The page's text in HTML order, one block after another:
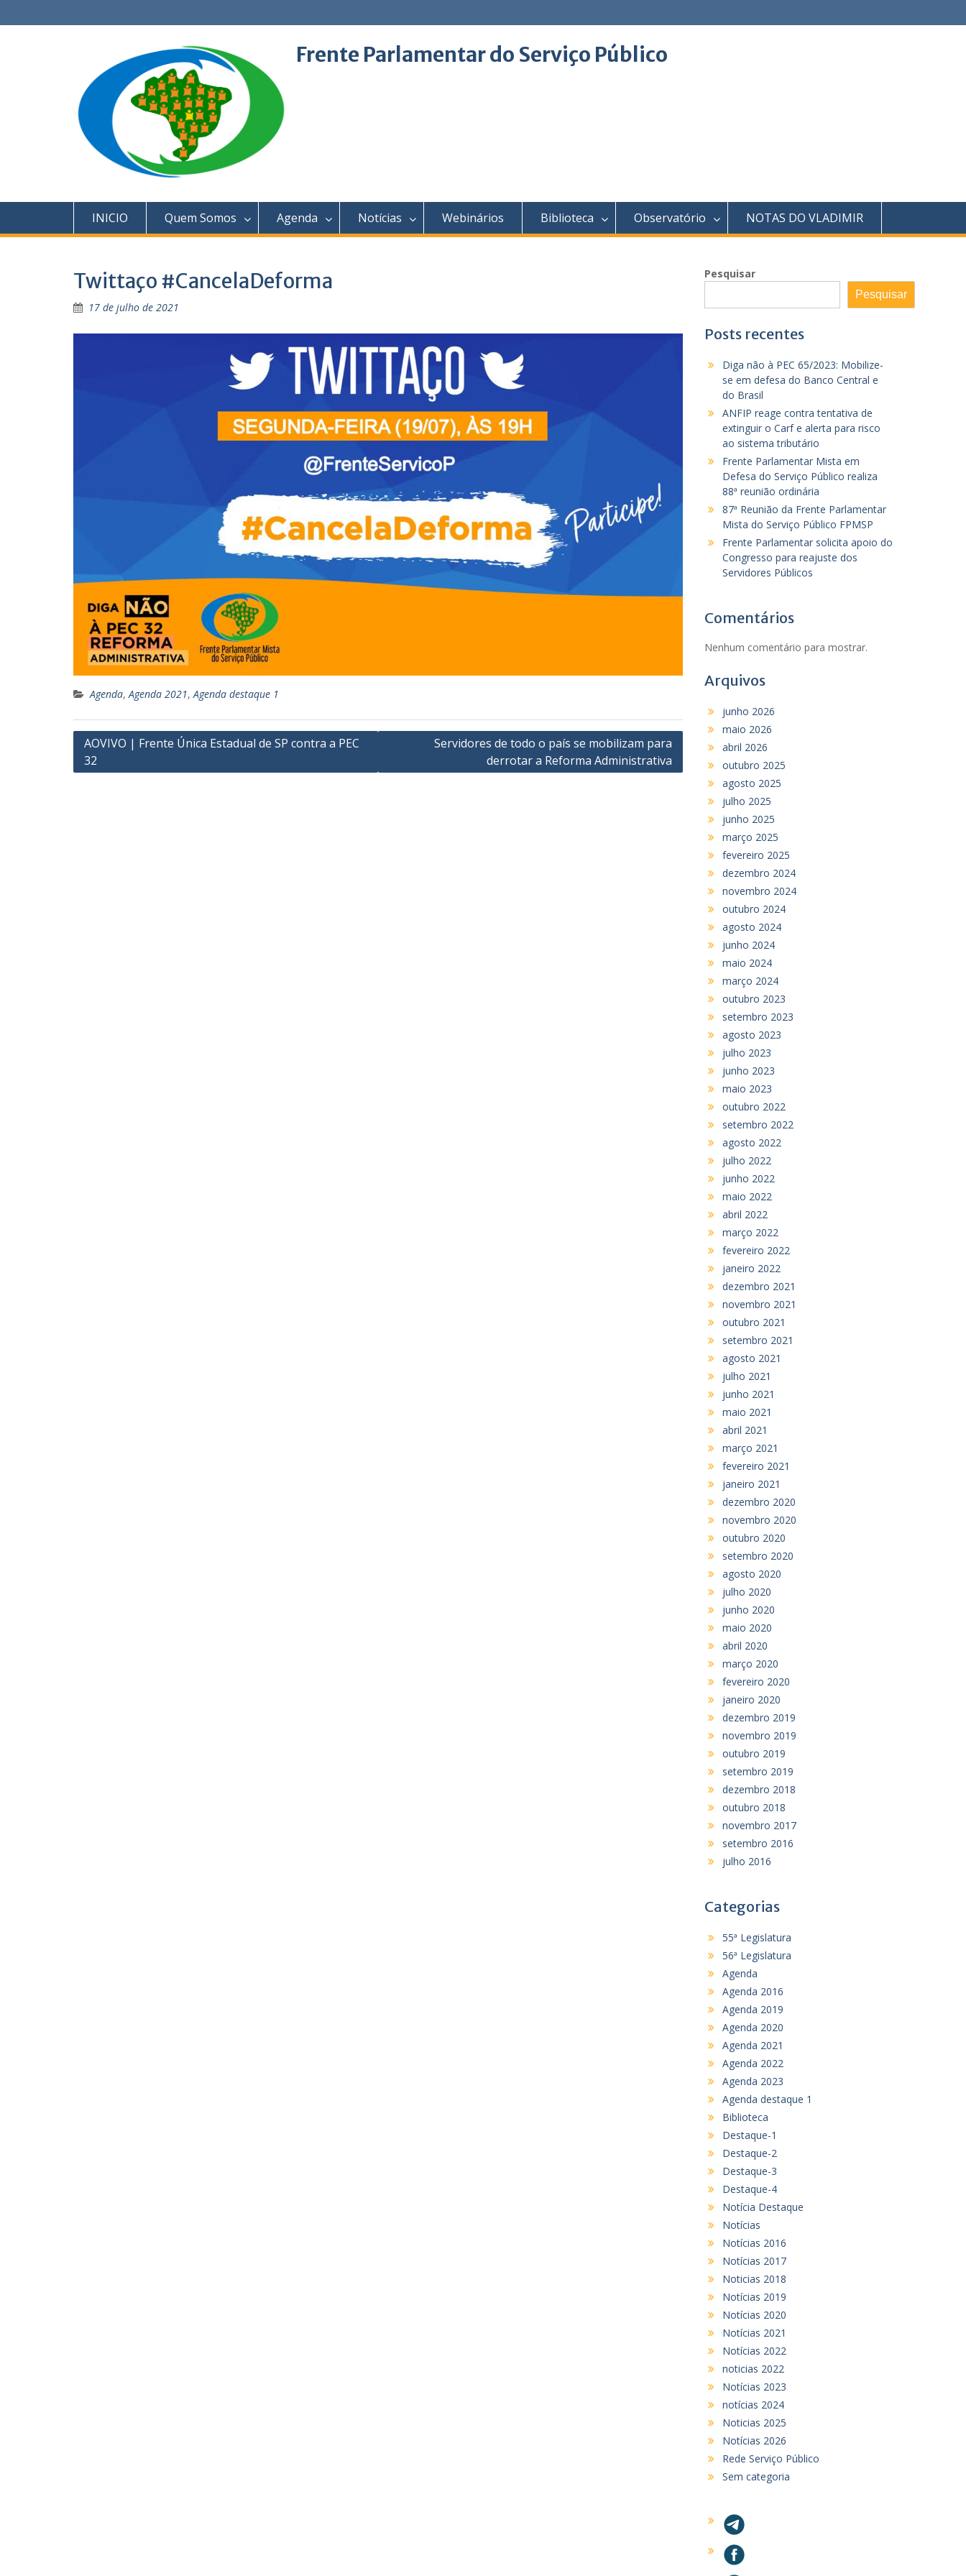
to
Frente Parlamentar do Serviço Público
INICIO Quem Somos Agenda Notícias Webinários Biblioteca Observatório NOTAS DO VLADIMIR
Twittaço #CancelaDeforma
17 de julho de 2021
Agenda, Agenda 2021, Agenda destaque 1
Navegação
de
AOVIVO | Frente Única Estadual de SP contra a PEC
32
Servidores de todo o país se mobilizam para
derrotar a Reforma Administrativa
Pesquisar
Pesquisar
Posts recentes
Diga não à PEC 65/2023: Mobilize-
se em defesa do Banco Central e
do Brasil
ANFIP reage contra tentativa de
extinguir o Carf e alerta para risco
ao sistema tributário
Frente Parlamentar Mista em
Defesa do Serviço Público realiza
88ª reunião ordinária
87ª Reunião da Frente Parlamentar
Mista do Serviço Público FPMSP
Frente Parlamentar solicita apoio do
Congresso para reajuste dos
Servidores Públicos
Comentários
Nenhum comentário para mostrar.
Arquivos
junho 2026
maio 2026
abril 2026
outubro 2025
agosto 2025
julho 2025
junho 2025
março 2025
fevereiro 2025
dezembro 2024
novembro 2024
outubro 2024
agosto 2024
junho 2024
maio 2024
março 2024
outubro 2023
setembro 2023
agosto 2023
julho 2023
junho 2023
maio 2023
outubro 2022
setembro 2022
agosto 2022
julho 2022
junho 2022
maio 2022
abril 2022
março 2022
fevereiro 2022
janeiro 2022
dezembro 2021
novembro 2021
outubro 2021
setembro 2021
agosto 2021
julho 2021
junho 2021
maio 2021
abril 2021
março 2021
fevereiro 2021
janeiro 2021
dezembro 2020
novembro 2020
outubro 2020
setembro 2020
agosto 2020
julho 2020
junho 2020
maio 2020
abril 2020
março 2020
fevereiro 2020
janeiro 2020
dezembro 2019
novembro 2019
outubro 2019
setembro 2019
dezembro 2018
outubro 2018
novembro 2017
setembro 2016
julho 2016
Categorias
55ª Legislatura
56ª Legislatura
Agenda
Agenda 2016
Agenda 2019
Agenda 2020
Agenda 2021
Agenda 2022
Agenda 2023
Agenda destaque 1
Biblioteca
Destaque-1
Destaque-2
Destaque-3
Destaque-4
Notícia Destaque
Notícias
Notícias 2016
Notícias 2017
Noticias 2018
Notícias 2019
Notícias 2020
Notícias 2021
Notícias 2022
noticias 2022
Notícias 2023
notícias 2024
Noticias 2025
Notícias 2026
Rede Serviço Público
Sem categoria